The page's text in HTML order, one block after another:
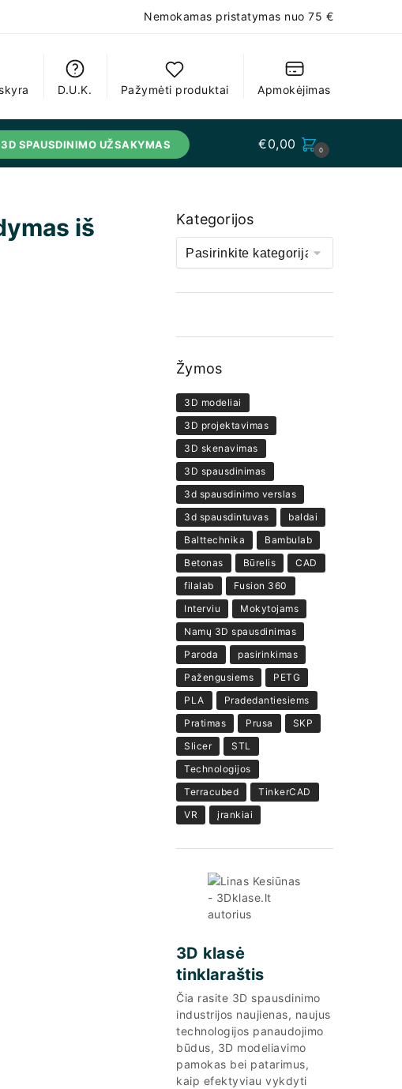
Nemokamas pristatymas nuo 75 €
D.U.K. Pažymėti produktai Apmokėjimas
3D SPAUSDINIMO UŽSAKYMAS €0,00 0
iš
Kategorijos
Žymos
3D modeliai
3D projektavimas
3D skenavimas
3D spausdinimas
3d spausdinimo verslas
3d spausdintuvas
baldai
Balttechnika
Bambulab
Betonas
Būrelis
CAD
filalab
Fusion 360
Interviu
Mokytojams
Namų 3D spausdinimas
Paroda
pasirinkimas
Pažengusiems
PETG
PLA
Pradedantiesiems
Pratimas
Prusa
SKP
Slicer
STL
Technologijos
Terracubed
TinkerCAD
VR
įrankiai
3D klasė
tinklaraštis
Čia rasite 3D spausdinimo
industrijos naujienas, naujus
technologijos panaudojimo
būdus, 3D modeliavimo
pamokas bei patarimus,
kaip efektyviau vykdyti